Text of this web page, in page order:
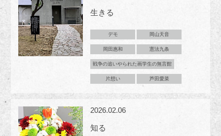
生きる
デモ 岡山天音
岡田惠和 憲法九条
戦争の追いやられた画学生の無言館
片想い 芦田愛菜
2026.02.06
知る